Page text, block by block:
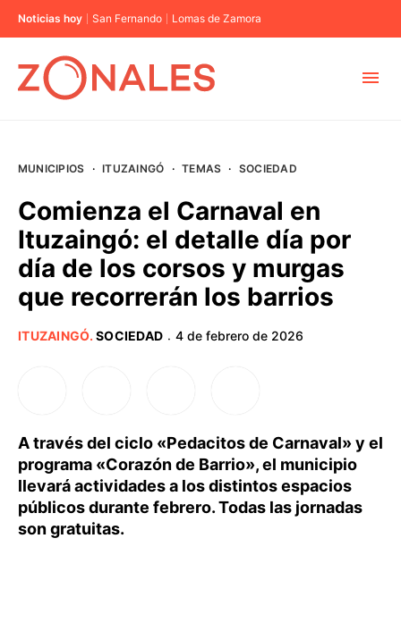
Noticias hoy San Fernando Lomas de Zamora
BUENOS AIRES
PROVINCIAS
MUNICIPIOS · ITUZAINGÓ · TEMAS · SOCIEDAD
Comienza el Carnaval en
Ituzaingó: el detalle día por
día de los corsos y murgas
que recorrerán los barrios
ITUZAINGÓ.SOCIEDAD · 4 de febrero de 2026
A través del ciclo «Pedacitos de Carnaval» y el
programa «Corazón de Barrio», el municipio
llevará actividades a los distintos espacios
públicos durante febrero. Todas las jornadas
son gratuitas.